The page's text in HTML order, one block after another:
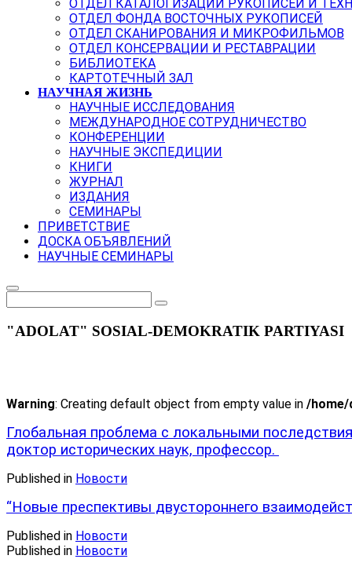
ОТДЕЛ КАТАЛОГИЗАЦИИ РУКОПИСЕЙ И
ОТДЕЛ ФОНДА ВОСТОЧНЫХ РУКОПИСЕЙ
ОТДЕЛ СКАНИРОВАНИЯ И МИКРОФИЛЬМОВ
ОТДЕЛ КОНСЕРВАЦИИ И РЕСТАВРАЦИИ
БИБЛИОТЕКА
КАРТОТЕЧНЫЙ ЗАЛ
НАУЧНАЯ ЖИЗНЬ
НАУЧНЫЕ ИССЛЕДОВАНИЯ
МЕЖДУНАРОДНОЕ СОТРУДНИЧЕСТВО
КОНФЕРЕНЦИИ
НАУЧНЫЕ ЭКСПЕДИЦИИ
КНИГИ
ЖУРНАЛ
ИЗДАНИЯ
СЕМИНАРЫ
ПРИВЕТСТВИЕ
ДОСКА ОБЪЯВЛЕНИЙ
НАУЧНЫЕ СЕМИНАРЫ
"ADOLAT" SOSIAL-DEMOKRATIK PARTIYASI
Warning: Creating default object from empty value in /home/
Глобальная проблема с локальными
доктор исторических наук, профессор.
Published in Новости
“Новые преспективы двустороннего
Published in Новости
Published in Новости